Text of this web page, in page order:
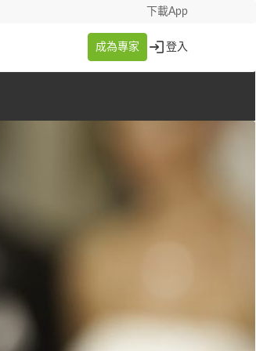
下載App
成為專家 登入